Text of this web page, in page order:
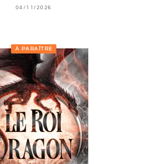
04/11/2026
À PARAÎTRE